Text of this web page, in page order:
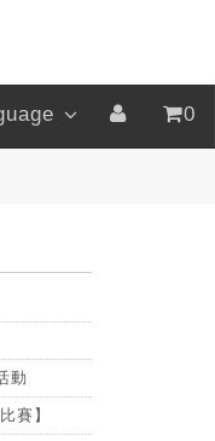
0
動
賽】